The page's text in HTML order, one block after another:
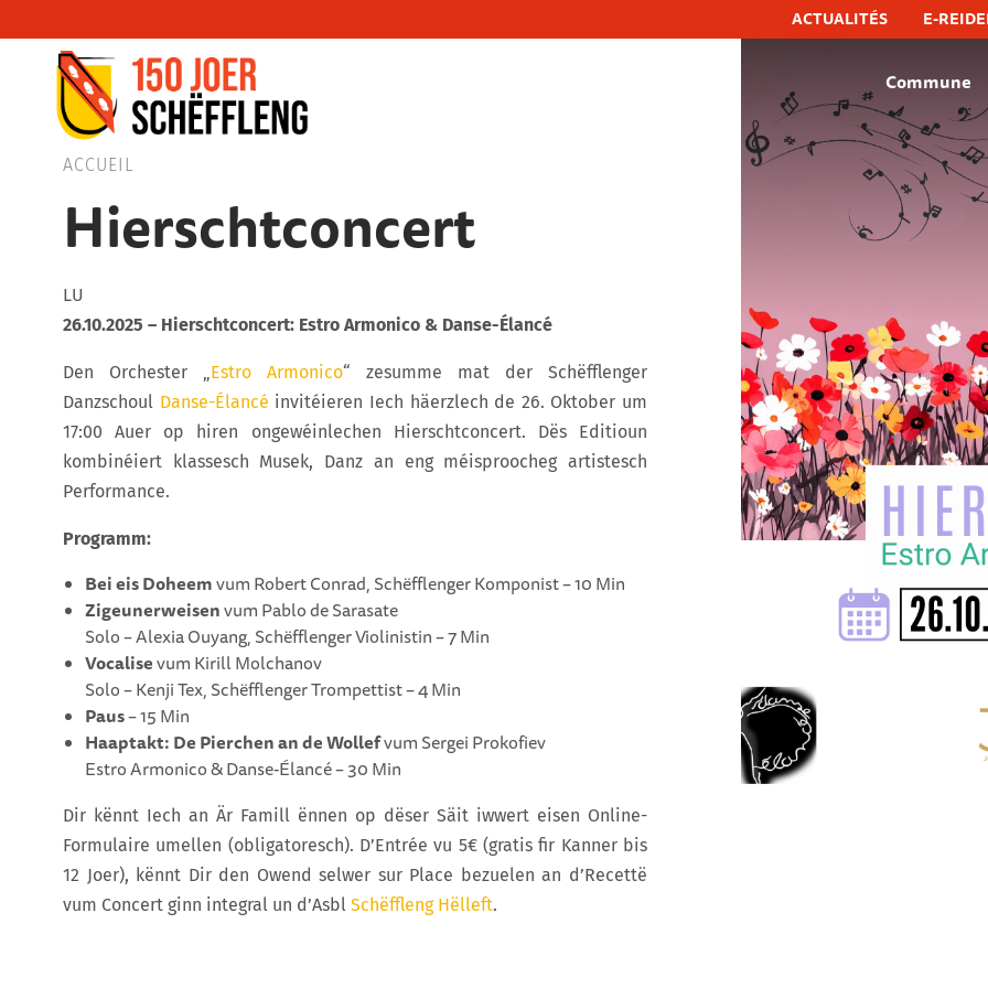
Schifflange, schifflange-logo, gemeng schëfflenge, commune de schifflange
ACTUALITÉS E-
Commune
ACCUEIL
Hierschtconcert
LU
26.10.2025 – Hierschtconcert: Estro Armonico & Danse-Élancé
Den Orchester „Estro Armonico“ zesumme mat der Schëfflenger
Danzschoul Danse-Élancé invitéieren Iech häerzlech de 26. Oktober um
17:00 Auer op hiren ongewéinlechen Hierschtconcert. Dës Editioun
kombinéiert klassesch Musek, Danz an eng méisproocheg artistesch
Performance.
Programm:
Bei eis Doheemvum Robert Conrad, Schëfflenger Komponist – 10 Min
Zigeunerweisenvum Pablo de Sarasate
Solo – Alexia Ouyang, Schëfflenger Violinistin – 7 Min
Vocalisevum Kirill Molchanov
Solo – Kenji Tex, Schëfflenger Trompettist – 4 Min
Paus– 15 Min
Haaptakt: De Pierchen an de Wollefvum Sergei Prokofiev
Estro Armonico & Danse-Élancé – 30 Min
Dir kënnt Iech an Är Famill ënnen op dëser Säit iwwert eisen Online-
Formulaire umellen (obligatoresch). D’Entrée vu 5€ (gratis fir Kanner bis
12 Joer), kënnt Dir den Owend selwer sur Place bezuelen an d’Recettë
vum Concert ginn integral un d’Asbl Schëffleng Hëlleft.